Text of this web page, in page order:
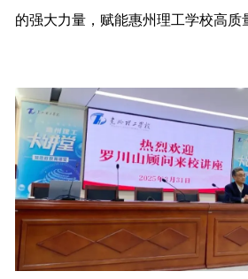
的强大力量，赋能惠州理工学校高质